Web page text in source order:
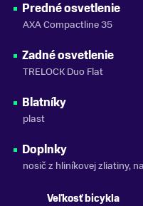
Predné osvetlenie
AXA Compactline 35
Zadné osvetlenie
TRELOCK Duo Flat
Blatníky
plast
Doplnky
nosič z hliníkovej zliatiny,
Veľkosť bicykla